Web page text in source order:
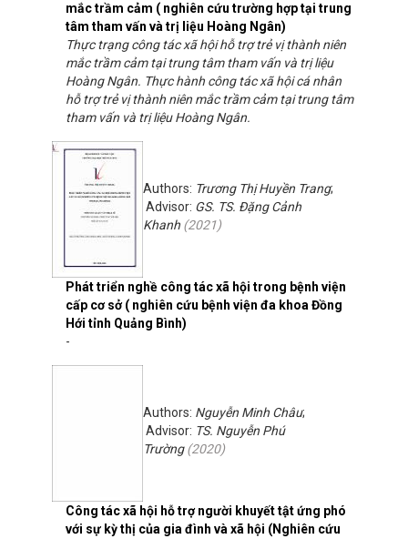
mắc trầm cảm ( nghiên cứu trường hợp tại trung
tâm tham vấn và trị liệu Hoàng Ngân)
Thực trạng công tác xã hội hỗ trợ trẻ vị thành niên
mắc trầm cảm tại trung tâm tham vấn và trị liệu
Hoàng Ngân. Thực hành công tác xã hội cá nhân
hỗ trợ trẻ vị thành niên mắc trầm cảm tại trung tâm
tham vấn và trị liệu Hoàng Ngân.
Phát triển nghề công tác xã hội trong bệnh viện
cấp cơ sở ( nghiên cứu bệnh viện đa khoa Đồng
Hới tỉnh Quảng Bình)
Authors: Trương Thị Huyền Trang;
Advisor: GS. TS. Đặng Cảnh
Khanh (2021)
-
Công tác xã hội hỗ trợ người khuyết tật ứng phó
với sự kỳ thị của gia đình và xã hội (Nghiên cứu
Authors: Nguyễn Minh Châu;
Advisor: TS. Nguyễn Phú
Trường(2020)